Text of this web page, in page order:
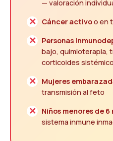
— valoración
Cáncer activoo en
Personas
bajo, quimioterapia,
corticoides
Mujeres
transmisión al feto
Niños menores de
sistema inmune